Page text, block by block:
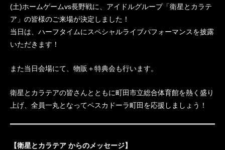
(土)ホームゲームvs長野戦に、アイドルグループ「衛星とカラテ
ア」の皆様のご来場が決定しました！
当日は、ハーフタイムにスペシャルライブパフォーマンスを披露
いただきます！
また当日会場にて、物販＋特典会も行います。
衛星とカラテアの皆さんとともに町田市立総合体育館を熱く盛り
上げ、全員一丸となってペスカドーラ町田を応援しましょう！
【衛星とカラテア からのメッセージ】